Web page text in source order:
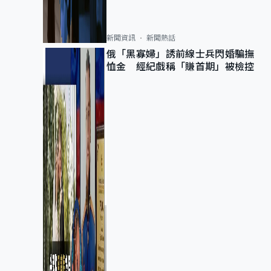
新聞資訊 新聞熱話
俄「黑寡婦」誘前線士兵閃婚騙撫
恤金 經紀戲稱「賺首期」被檢控